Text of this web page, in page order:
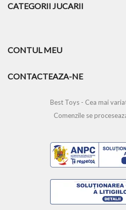
CATEGORII JUCARII
CONTUL MEU
CONTACTEAZA-NE
Best Toys - Cea mai
Comenzile se